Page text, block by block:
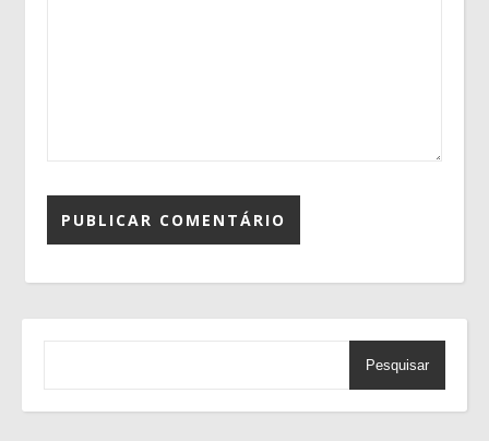
Pesquisar